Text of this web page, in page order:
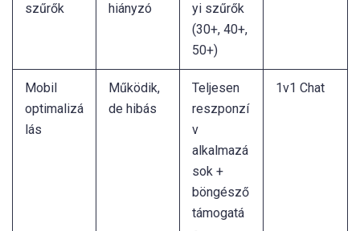
szűrők
hiányzó
yi szűrők
(30+, 40+,
50+)
Mobil
optimalizá
lás
Működik,
de hibás
Teljesen
reszponzí
v
alkalmazá
sok +
böngésző
támogatá
1v1 Chat